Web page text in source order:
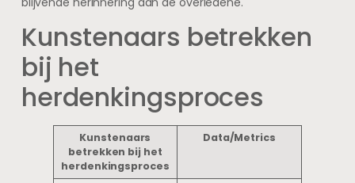
Kunstenaars betrekken
bij het
herdenkingsproces
Kunstenaars
betrekken bij het
herdenkingsproces
Data/Metrics